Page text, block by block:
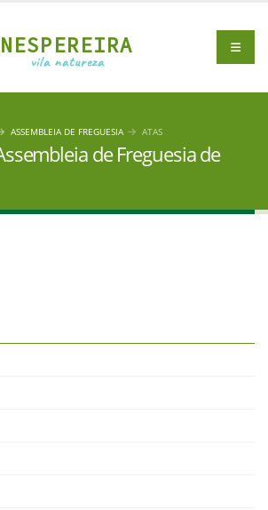
NESPEREIRA
vila natureza
de Freguesia de
ASSEMBLEIA DE FREGUESIA ATAS